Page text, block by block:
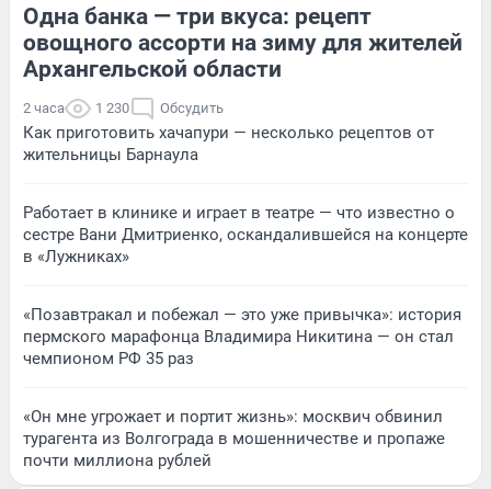
Одна банка — три вкуса: рецепт
овощного ассорти на зиму для жителей
Архангельской области
2 часа 1 230 Обсудить
Как приготовить хачапури — несколько рецептов от
жительницы Барнаула
Работает в клинике и играет в театре — что известно о
сестре Вани Дмитриенко, оскандалившейся на концерте
в «Лужниках»
«Позавтракал и побежал — это уже привычка»: история
пермского марафонца Владимира Никитина — он стал
чемпионом РФ 35 раз
«Он мне угрожает и портит жизнь»: москвич обвинил
турагента из Волгограда в мошенничестве и пропаже
почти миллиона рублей